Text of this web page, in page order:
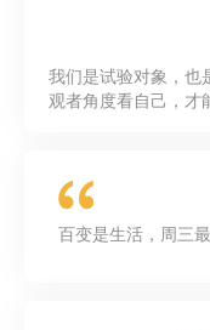
我们是试验对象，也
观者角度看自己，才
百变是生活，周三